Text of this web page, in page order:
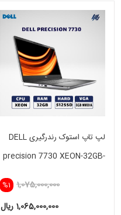
لپ تاپ استوک رندرگیری DELL
precision 7730 XEON-32GB-
%1 1,075,000,000
1,065,000,000 ریال